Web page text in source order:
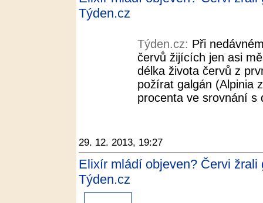
Týden.cz
Týden.cz: Při
červů žijících jen asi
délka života červů z
požírat galgán (Alpinia
procenta ve srovnání s
29. 12. 2013, 19:27
Elixír mládí objeven? Červi
Týden.cz